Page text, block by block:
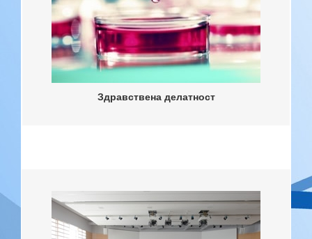
Здравствена делатност
Здравствена делатност